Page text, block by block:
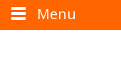
Menu